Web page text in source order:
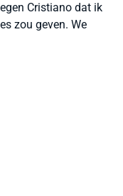
Cristiano dat ik
zou geven. We